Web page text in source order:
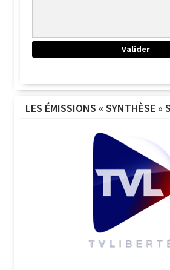
LES ÉMISSIONS « SYNTHÈSE »